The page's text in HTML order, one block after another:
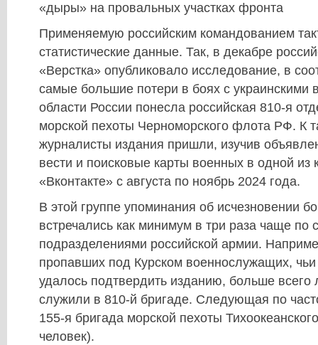
«дыры» на провальных участках фронта
Применяемую российским командованием
статистические данные. Так, в декабре
«Верстка» опубликовало исследование, в
самые большие потери в боях с украинскими
области России понесла российская 810-я
морской пехоты Черноморского флота РФ. К
журналисты издания пришли, изучив
вести и поисковые карты военных в одной из
«Вконтакте» с августа по ноябрь 2024 года.
В этой группе упоминания об исчезновении
встречались как минимум в три раза чаще по
подразделениями российской армии.
пропавших под Курском военнослужащих,
удалось подтвердить изданию, больше всего
служили в 810-й бригаде. Следующая по
155-я бригада морской пехоты
человек).